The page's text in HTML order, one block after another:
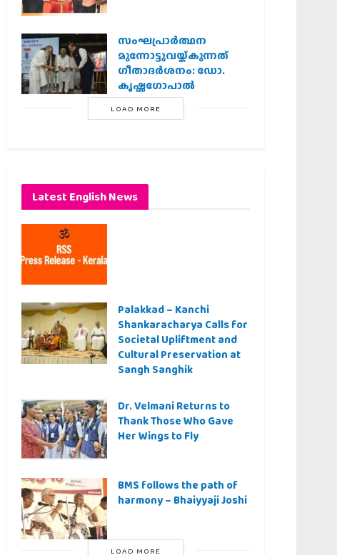
സംഘപ്രാര്‍ത്ഥന
മുന്നോട്ടുവയ്ക്കുന്നത്
ഗീതാദര്‍ശനം: ഡോ.
കൃഷ്ണഗോപാല്‍
LOAD MORE
Latest English News
Palakkad – Kanchi
Shankaracharya Calls for
Societal Upliftment and
Cultural Preservation at
Sangh Sanghik
Dr. Velmani Returns to
Thank Those Who Gave
Her Wings to Fly
BMS follows the path of
harmony – Bhaiyyaji Joshi
LOAD MORE